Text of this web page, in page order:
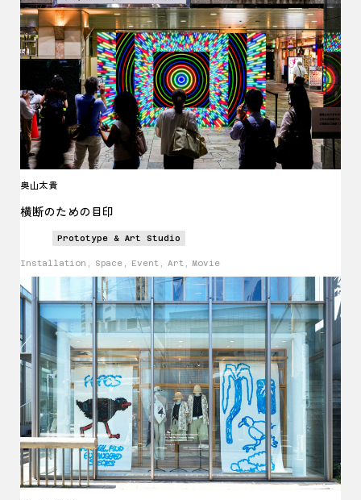
奥山太貴
横断のための目印
Prototype & Art Studio
Installation, Space, Event, Art, Movie